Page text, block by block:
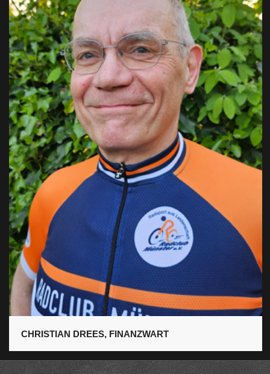
CHRISTIAN DREES, FINANZWART